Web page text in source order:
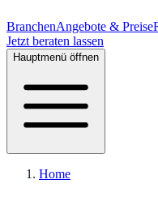
BranchenAngebote & Preise
Jetzt beraten lassen
Hauptmenü öffnen
Home